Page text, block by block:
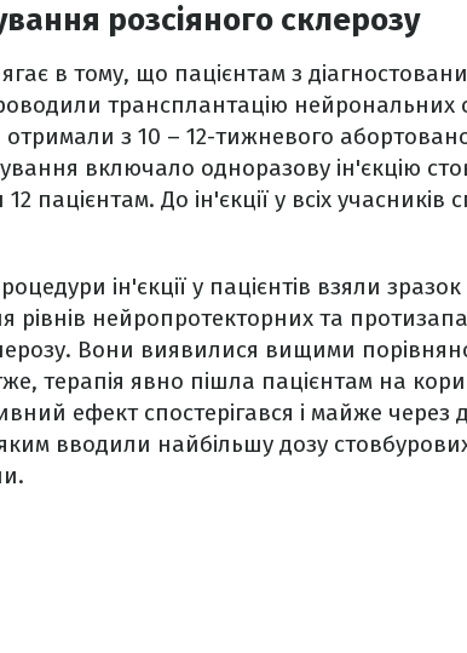
розсіяного склерозу
в тому, що пацієнтам з
трансплантацію нейрональних
отримали з 10 – 12-тижневого
включало одноразову ін'єкцію
пацієнтам. До ін'єкції у всіх учасників
ін'єкції у пацієнтів взяли
рівнів нейропротекторних та
Вони виявилися вищими
терапія явно пішла пацієнтам на
ефект спостерігався і майже через
вводили найбільшу дозу